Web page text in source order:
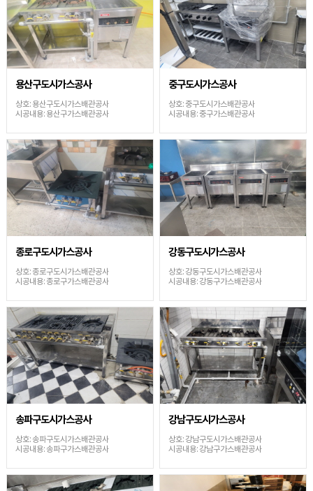
용산구도시가스공사
상호: 용산구도시가스배관공사
시공내용: 용산구가스배관공사
중구도시가스공사
상호: 중구도시가스배관공사
시공내용: 중구가스배관공사
종로구도시가스공사
상호: 종로구도시가스배관공사
시공내용: 종로구가스배관공사
강동구도시가스공사
상호: 강동구도시가스배관공사
시공내용: 강동구가스배관공사
송파구도시가스공사
상호: 송파구도시가스배관공사
시공내용: 송파구가스배관공사
강남구도시가스공사
상호: 강남구도시가스배관공사
시공내용: 강남구가스배관공사